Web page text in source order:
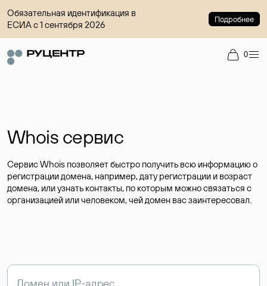
Обязательная идентификация в
ЕСИА с 1 сентября 2026
Подробнее
0
Whois сервис
Сервис Whois позволяет быстро получить всю информацию о
регистрации домена, например, дату регистрации и возраст
домена, или узнать контакты, по которым можно связаться с
организацией или человеком, чей домен вас заинтересовал.